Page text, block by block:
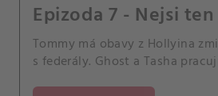
Epizoda 7 - Nejsi
Tommy má obavy z Hollyina
s federály. Ghost a Tasha